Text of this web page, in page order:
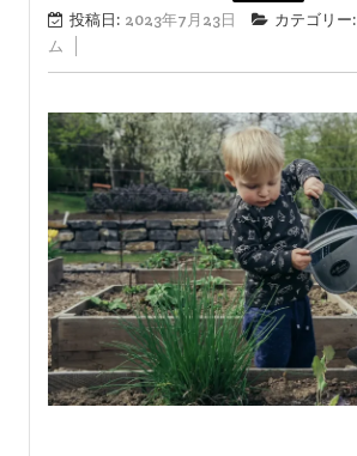
投稿日: 2023年7月23日 カテゴリー:
ム